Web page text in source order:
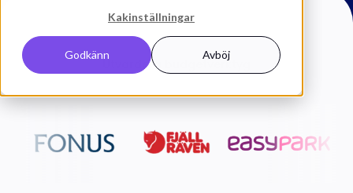
Kakinställningar
Godkänn Avböj
Budget & prognos
Utvärdera budgetverktyg